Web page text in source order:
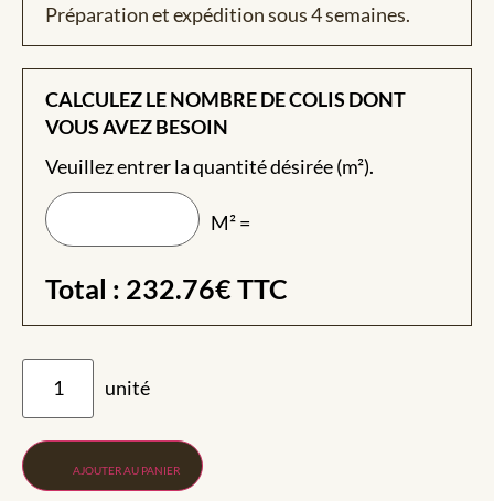
Préparation et expédition sous 4 semaines.
CALCULEZ LE NOMBRE DE COLIS DONT
VOUS AVEZ BESOIN
Veuillez entrer la quantité désirée (m²).
M² =
Total : 232.76€ TTC
AJOUTER AU PANIER